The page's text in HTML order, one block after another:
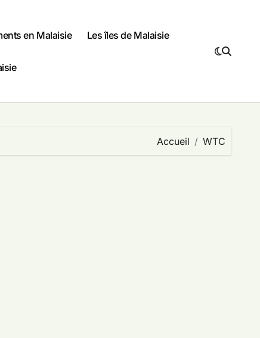
en Malaisie Les îles de Malaisie
Accueil WTC